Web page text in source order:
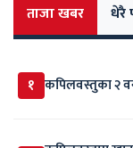
ताजा खबर धेरै
१ कपिलवस्तुका २